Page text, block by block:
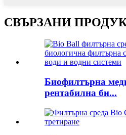
СВЪРЗАНИ
Биофилтърна
рентабилна би...